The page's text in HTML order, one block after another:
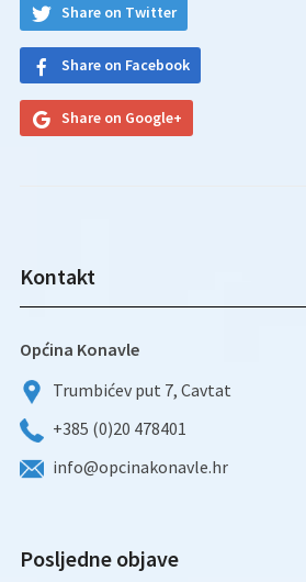
Share on Twitter
Share on Facebook
Share on Google+
Kontakt
Općina Konavle
Trumbićev put 7, Cavtat
+385 (0)20 478401
info@opcinakonavle.hr
Posljedne objave